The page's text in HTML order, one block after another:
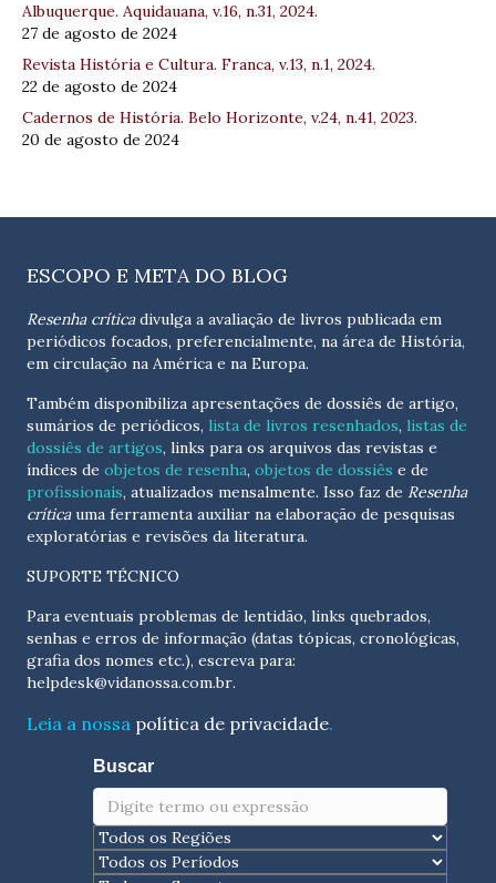
Albuquerque. Aquidauana, v.16, n.31, 2024.
27 de agosto de 2024
Revista História e Cultura. Franca, v.13, n.1, 2024.
22 de agosto de 2024
Cadernos de História. Belo Horizonte, v.24, n.41, 2023.
20 de agosto de 2024
ESCOPO E META DO BLOG
Resenha críticadivulga a avaliação de livros publicada em
periódicos focados, preferencialmente, na área de História,
em circulação na América e na Europa.
Também disponibiliza apresentações de dossiês de artigo,
sumários de periódicos, lista de livros resenhados, listas de
dossiês de artigos, links para os arquivos das revistas e
índices de objetos de resenha, objetos de dossiês e de
profissionais, atualizados mensalmente. Isso faz de Resenha
críticauma ferramenta auxiliar na elaboração de pesquisas
exploratórias e revisões da literatura.
SUPORTE TÉCNICO
Para eventuais problemas de lentidão, links quebrados,
senhas e erros de informação (datas tópicas, cronológicas,
helpdesk@vidanossa.com.br.
Leia a nossa política de privacidade.
Buscar